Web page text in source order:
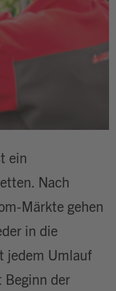
ein
Nach
Märkte gehen
in die
jedem Umlauf
Beginn der